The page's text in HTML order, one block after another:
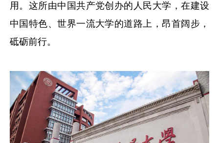
用。这所由中国共产党创办的人民大学，在建设
中国特色、世界一流大学的道路上，昂首阔步，
砥砺前行。